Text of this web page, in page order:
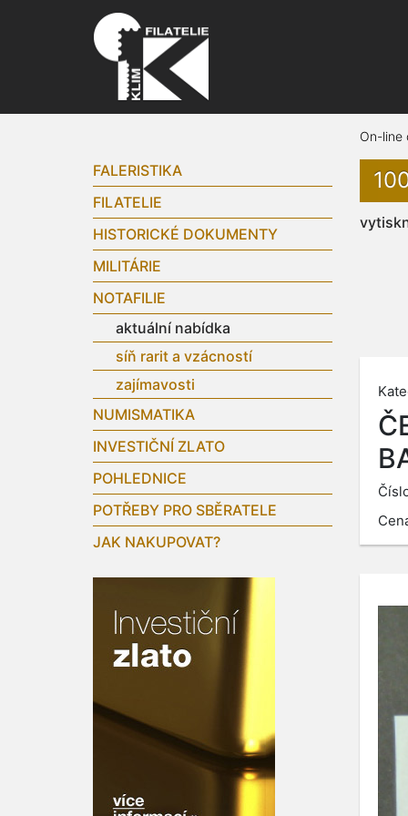
FALERISTIKA
FILATELIE
HISTORICKÉ DOKUMENTY
MILITÁRIE
NOTAFILIE
aktuální nabídka
síň rarit a vzácností
zajímavosti
NUMISMATIKA
INVESTIČNÍ ZLATO
POHLEDNICE
POTŘEBY PRO SBĚRATELE
JAK NAKUPOVAT?
On-line